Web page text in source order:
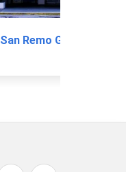
San Remo Grand